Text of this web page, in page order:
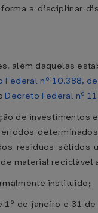
a disciplinar
além daquelas
Federal nº 10.388,
Decreto Federal nº
de investimentos
resíduos sólidos
material reciclável
instituído;
de janeiro e 31